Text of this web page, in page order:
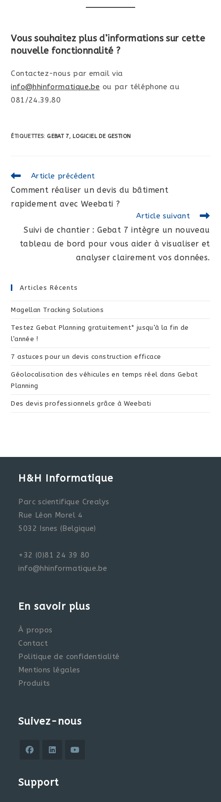
Vous souhaitez plus d’informations sur cette
nouvelle fonctionnalité ?
Contactez-nous par email via
info@hhinformatique.be ou par téléphone au
081/24.39.80
ÉTIQUETTES: GEBAT 7, LOGICIEL DE GESTION
Read
articles
Article précédent
Comment réaliser un devis du bâtiment
rapidement avec Weebati ?
Article suivant
Suivi de chantier : Gebat 7 intègre un nouveau
tableau de bord pour vous aider à visualiser et
analyser clairement vos données.
Articles Récents
Magellan Tracking Solutions
Testez Gebat Planning gratuitement* jusqu’à la fin de
l’année !
7 astuces pour un devis construction efficace
Géolocalisation des véhicules en temps réel dans Gebat
Planning
Des devis professionnels grâce à Weebati
H&H Informatique
Parc scientifique Crealys
Rue Léon Morel 4
5032 Isnes (Belgique)
+32 (0)81 24 39 80
info@hhinformatique.be
En savoir plus
À propos
Contact
Politique de confidentialité
Mentions légales
Produits
Suivez-nous
dans
dans
Support